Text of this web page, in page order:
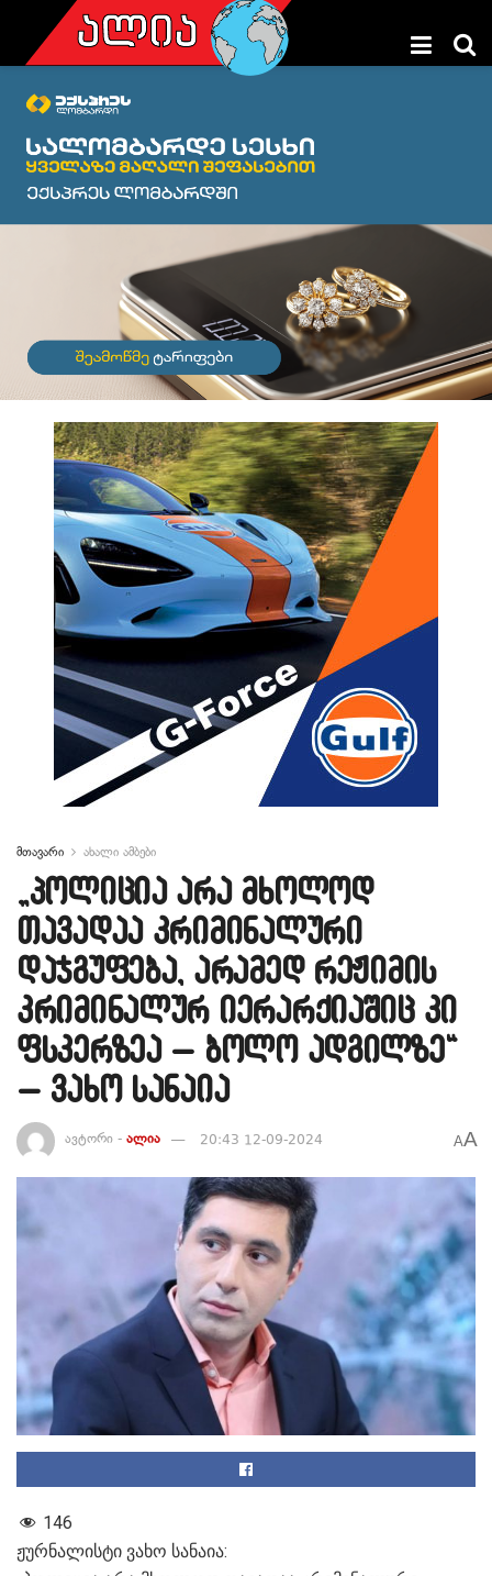
მთავარი ახალი ამბები
„პოლიცია არა მხოლოდ
თავადაა კრიმინალური
დაჯგუფება, არამედ რეჟიმის
კრიმინალურ იერარქიაშიც კი
ფსკერზეა – ბოლო ადგილზე“
– ვახო სანაია
ავტორი - ალია 20:43 12-09-2024 AA
146
ჟურნალისტი ვახო სანაია: